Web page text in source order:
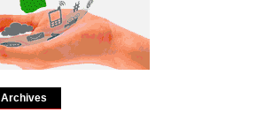
Archives